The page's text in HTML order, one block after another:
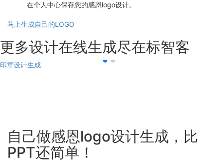
在个人中心保存您的感恩logo设计。
马上生成自己的LOGO
更多设计在线生成尽在标智客
印章设计生成
自己做感恩logo设计生成，比
PPT还简单！